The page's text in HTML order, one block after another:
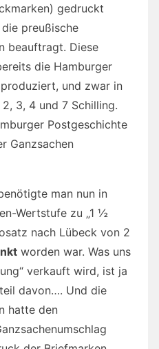
gedruckt
preußische
beauftragt. Diese
die Hamburger
und zwar in
3, 4 und 7 Schilling.
Postgeschichte
Ganzsachen
man nun in
Wertstufe zu „1 ½
nach Lübeck von 2
worden war. Was uns
verkauft wird, ist ja
davon…. Und die
hatte den